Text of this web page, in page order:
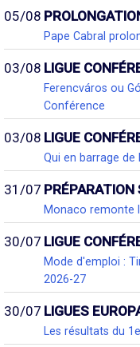
05/08
Pape Cabral
03/08 LIGUE
Ferencváros ou
Conférence
03/08 LIGUE
Qui en barrage de
31/07
Monaco remonte
30/07 LIGUE
Mode d'emploi :
2026-27
30/07 LIGUES
Les résultats du